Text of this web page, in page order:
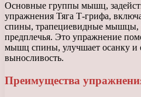
Основные группы мышц,
упражнения Тяга Т-грифа,
спины, трапециевидные мышцы,
предплечья. Это упражнение
мышц спины, улучшает осанку
выносливость.
Преимущества